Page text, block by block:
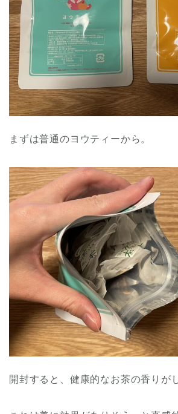
まずは普通のヨウティーから。
開封すると、健康的なお茶の香りが